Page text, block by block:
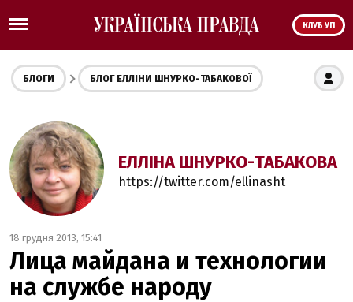
КЛУБ УП
БЛОГИ БЛОГ ЕЛЛІНИ ШНУРКО-ТАБАКОВОЇ
ЕЛЛІНА ШНУРКО-ТАБАКОВА
https://twitter.com/ellinasht
18 грудня 2013, 15:41
Лица майдана и технологии
на службе народу